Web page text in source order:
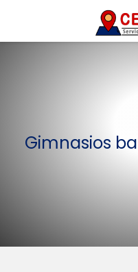
Gimnasios